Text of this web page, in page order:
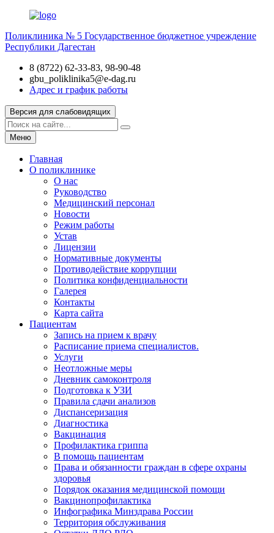
Поликлиника № 5 Государственное бюджетное учреждение
Республики Дагестан
8 (8722) 62-33-83, 98-90-48
gbu_poliklinika5@e-dag.ru
Адрес и график работы
Версия для слабовидящих
Меню
Главная
О поликлинике
О нас
Руководство
Медицинский персонал
Новости
Режим работы
Устав
Лицензии
Нормативные документы
Противодействие коррупции
Политика конфиденциальности
Галерея
Контакты
Карта сайта
Пациентам
Запись на прием к врачу
Расписание приема специалистов.
Услуги
Неотложные меры
Дневник самоконтроля
Подготовка к УЗИ
Правила сдачи анализов
Диспансеризация
Диагностика
Вакцинация
Профилактика гриппа
В помощь пациентам
Права и обязанности граждан в сфере охраны
здоровья
Порядок оказания медицинской помощи
Вакцинопрофилактика
Инфографика Минздрава России
Территория обслуживания